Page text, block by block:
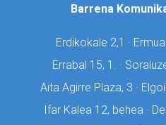
Barrena
Erdikokale 2,1 ·
Errabal 15, 1. ·
Aita Agirre Plaza, 3 ·
Ifar Kalea 12, behea ·